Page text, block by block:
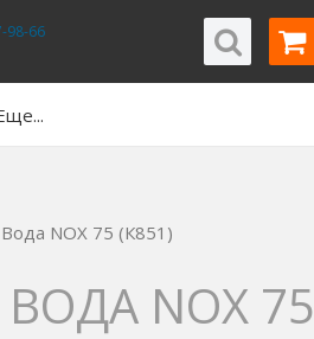
98-66
NOX 75 (К851)
NOX 75